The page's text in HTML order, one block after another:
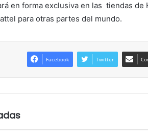
en forma exclusiva en las tiendas
para otras partes del mundo.
Facebook Twitter